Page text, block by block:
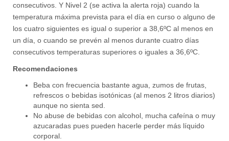
consecutivos. Y Nivel 2 (se activa la alerta roja) cuando la
temperatura máxima prevista para el día en curso o alguno de
los cuatro siguientes es igual o superior a 38,6ºC al menos en
un día, o cuando se prevén al menos durante cuatro días
consecutivos temperaturas superiores o iguales a 36,6ºC.
Recomendaciones
Beba con frecuencia bastante agua, zumos de frutas,
refrescos o bebidas isotónicas (al menos 2 litros diarios)
aunque no sienta sed.
No abuse de bebidas con alcohol, mucha cafeína o muy
azucaradas pues pueden hacerle perder más líquido
corporal.